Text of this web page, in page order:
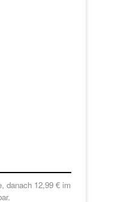
danach 12,99 € im